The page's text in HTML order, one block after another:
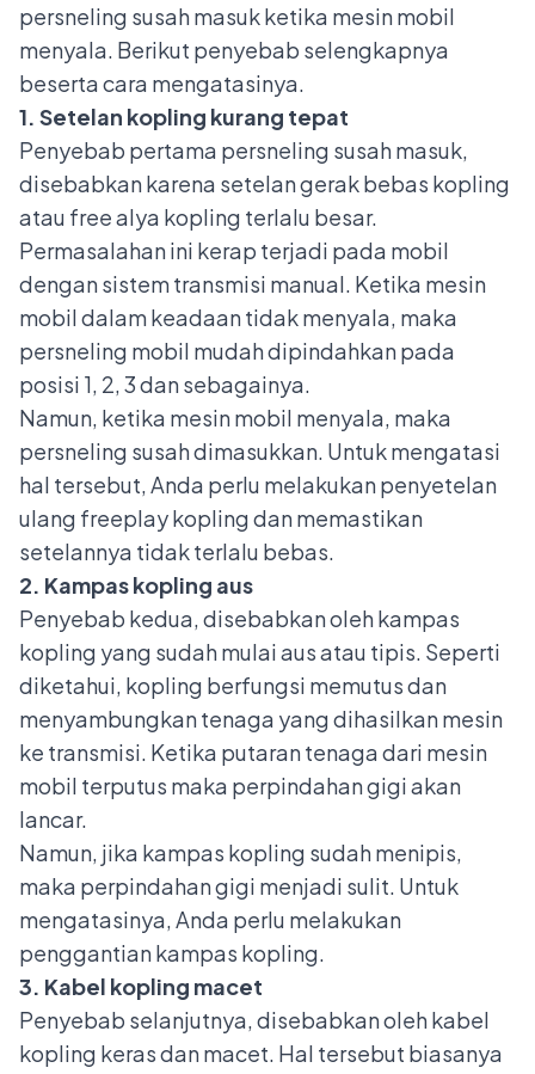
persneling susah masuk ketika mesin mobil
menyala. Berikut penyebab selengkapnya
beserta cara mengatasinya.
1. Setelan kopling kurang tepat
Penyebab pertama persneling susah masuk,
disebabkan karena setelan gerak bebas kopling
atau free alya kopling terlalu besar.
Permasalahan ini kerap terjadi pada mobil
dengan sistem transmisi manual. Ketika mesin
mobil dalam keadaan tidak menyala, maka
persneling mobil mudah dipindahkan pada
posisi 1, 2, 3 dan sebagainya.
Namun, ketika mesin mobil menyala, maka
persneling susah dimasukkan. Untuk mengatasi
hal tersebut, Anda perlu melakukan penyetelan
ulang freeplay kopling dan memastikan
setelannya tidak terlalu bebas.
2. Kampas kopling aus
Penyebab kedua, disebabkan olehkampas
kopling yang sudah mulai aus atau tipis. Seperti
diketahui, kopling berfungsi memutus dan
menyambungkan tenaga yang dihasilkan mesin
ke transmisi. Ketika putaran tenaga dari mesin
mobil terputus maka perpindahan gigi akan
lancar.
Namun, jika kampas kopling sudah menipis,
maka perpindahan gigi menjadi sulit. Untuk
mengatasinya, Anda perlu melakukan
penggantian kampas kopling.
3. Kabel kopling macet
Penyebab selanjutnya, disebabkan oleh kabel
kopling keras dan macet. Hal tersebut biasanya